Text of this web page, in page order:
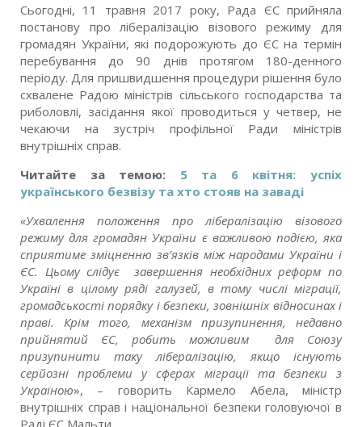
Сьогодні, 11 травня 2017 року, Рада ЄС прийняла
постанову про лібералізацію візового режиму для
громадян України, які подорожують до ЄС на термін
перебування до 90 днів протягом 180-денного
періоду. Для пришвидшення процедури рішення було
схвалене Радою міністрів сільського господарства та
риболовлі, засідання якої проводиться у четвер, не
чекаючи на зустріч профільної Ради міністрів
внутрішніх справ.
Читайте за темою: 5 та 6 квітня: успіх
українського безвізу та хто стояв на заваді
«Ухвалення положення про лібералізацію візового
режиму для громадян України є важливою подією, яка
сприятиме зміцненню зв’язків між народами України і
ЄС. Цьому слідує завершення необхідних реформ по
Україні в цілому ряді галузей, в тому числі міграції,
громадськості порядку і безпеки, зовнішніх відносинах і
праві. Крім того, механізм призупинення, недавно
прийнятий ЄС, робить можливим для Союзу
призупинити таку лібералізацію, якщо існують
серйозні проблеми у сферах міграції та безпеки з
Україною», – говорить Кармело Абела, міністр
внутрішніх справ і національної безпеки головуючої в
Раді ЄС Мальти.